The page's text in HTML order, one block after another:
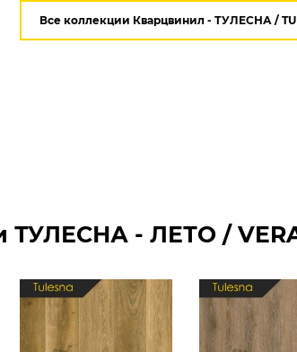
Все коллекции Кварцвинил - ТУЛЕСНА /
- ЛЕТО /